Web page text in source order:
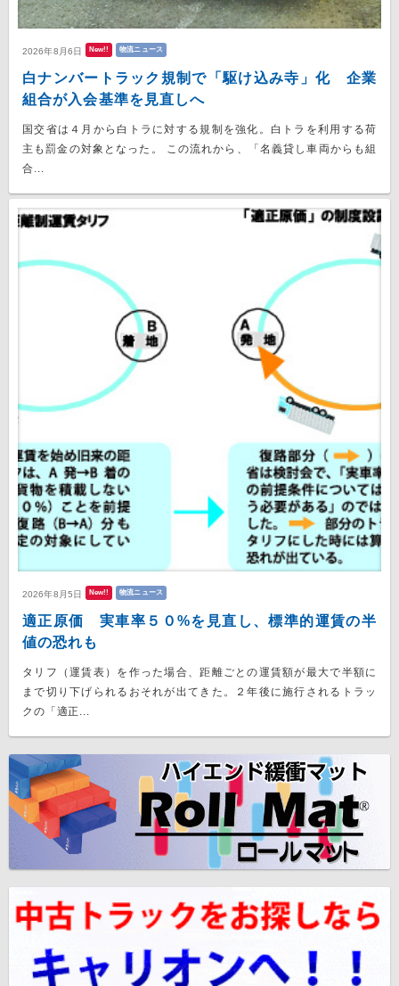
2026年8月6日 New!! 物流ニュース
白ナンバートラック規制で「駆け込み寺」化 企業
組合が入会基準を見直しへ
国交省は４月から白トラに対する規制を強化。白トラを利用する荷
主も罰金の対象となった。 この流れから、「名義貸し車両からも組
合...
2026年8月5日 New!! 物流ニュース
適正原価 実車率５０%を見直し、標準的運賃の半
値の恐れも
タリフ（運賃表）を作った場合、距離ごとの運賃額が最大で半額に
まで切り下げられるおそれが出てきた。２年後に施行されるトラッ
クの「適正...